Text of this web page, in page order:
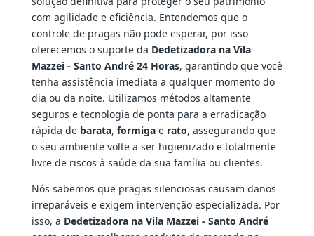
com agilidade e eficiência. Entendemos que o
controle de pragas não pode esperar, por isso
oferecemos o suporte da Dedetizadora na Vila
Mazzei - Santo André 24 Horas, garantindo que você
tenha assistência imediata a qualquer momento do
dia ou da noite. Utilizamos métodos altamente
seguros e tecnologia de ponta para a erradicação
rápida de barata, formigae rato, assegurando que
o seu ambiente volte a ser higienizado e totalmente
livre de riscos à saúde da sua família ou clientes.
Nós sabemos que pragas silenciosas causam danos
irreparáveis e exigem intervenção especializada. Por
isso, a Dedetizadora na Vila Mazzei - Santo André